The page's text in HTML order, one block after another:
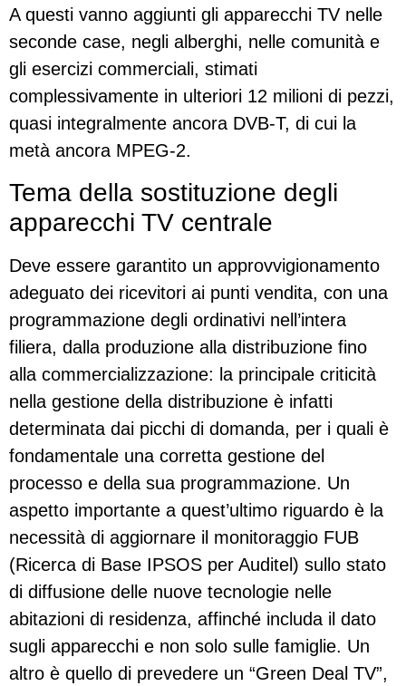
A questi vanno aggiunti gli apparecchi TV nelle
seconde case, negli alberghi, nelle comunità e
gli esercizi commerciali, stimati
complessivamente in ulteriori 12 milioni di pezzi,
quasi integralmente ancora DVB-T, di cui la
metà ancora MPEG-2.
Tema della sostituzione degli
apparecchi TV centrale
Deve essere garantito un approvvigionamento
adeguato dei ricevitori ai punti vendita, con una
programmazione degli ordinativi nell’intera
filiera, dalla produzione alla distribuzione fino
alla commercializzazione: la principale criticità
nella gestione della distribuzione è infatti
determinata dai picchi di domanda, per i quali è
fondamentale una corretta gestione del
processo e della sua programmazione. Un
aspetto importante a quest’ultimo riguardo è la
necessità di aggiornare il monitoraggio FUB
(Ricerca di Base IPSOS per Auditel) sullo stato
di diffusione delle nuove tecnologie nelle
abitazioni di residenza, affinché includa il dato
sugli apparecchi e non solo sulle famiglie. Un
altro è quello di prevedere un “Green Deal TV”,